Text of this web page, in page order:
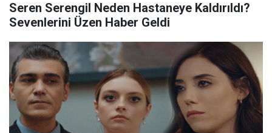
Seren Serengil Neden Hastaneye Kaldırıldı?
Sevenlerini Üzen Haber Geldi